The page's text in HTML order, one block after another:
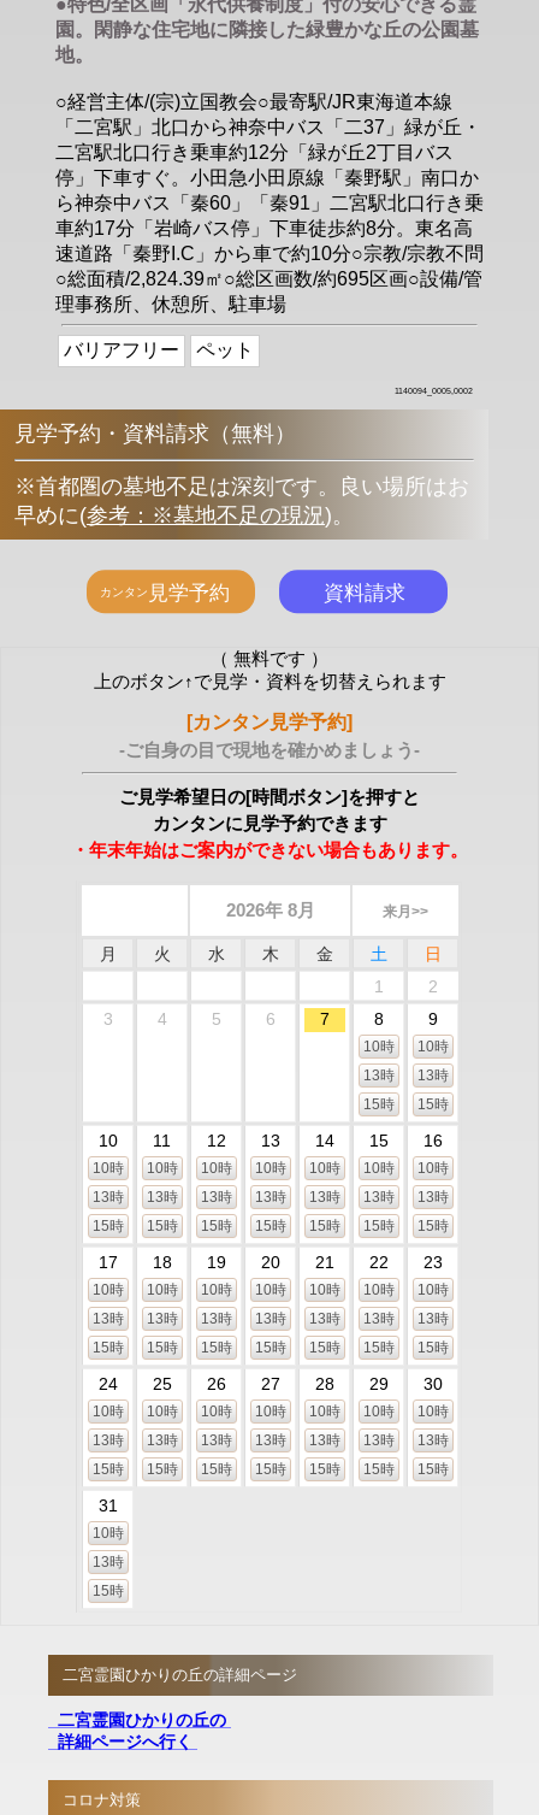
●特色/全区画「永代供養制度」付の安心できる霊
園。閑静な住宅地に隣接した緑豊かな丘の公園墓
地。
○経営主体/(宗)立国教会○最寄駅/JR東海道本線
「二宮駅」北口から神奈中バス「二37」緑が丘・
二宮駅北口行き乗車約12分「緑が丘2丁目バス
停」下車すぐ。小田急小田原線「秦野駅」南口か
ら神奈中バス「秦60」「秦91」二宮駅北口行き乗
車約17分「岩崎バス停」下車徒歩約8分。東名高
速道路「秦野I.C」から車で約10分○宗教/宗教不問
○総面積/2,824.39㎡○総区画数/約695区画○設備/管
理事務所、休憩所、駐車場
バリアフリー ペット
1140094_0005,0002
見学予約・資料請求（無料）
※首都圏の墓地不足は深刻です。良い場所はお
早めに(参考：※墓地不足の現況)。
（ 無料です ）
上のボタン↑で見学・資料を切替えられます
[カンタン見学予約]
-ご自身の目で現地を確かめましょう-
ご見学希望日の[時間ボタン]を押すと
カンタンに見学予約できます
・年末年始はご案内ができない場合もあります。
2026年 8月 来月>>
月 火 水 木 金 土
日
1
2
3
4 5 6 7 8
10時
13時
15時
9
10時
13時
15時
10
10時
13時
15時
11
10時
13時
15時
12
10時
13時
15時
13
10時
13時
15時
14
10時
13時
15時
15
10時
13時
15時
16
10時
13時
15時
17
10時
13時
15時
18
10時
13時
15時
19
10時
13時
15時
20
10時
13時
15時
21
10時
13時
15時
22
10時
13時
15時
23
10時
13時
15時
24
10時
13時
15時
25
10時
13時
15時
26
10時
13時
15時
27
10時
13時
15時
28
10時
13時
15時
29
10時
13時
15時
30
10時
13時
15時
31
10時
13時
15時
二宮霊園ひかりの丘の詳細ページ
二宮霊園ひかりの丘の
詳細ページへ行く
コロナ対策